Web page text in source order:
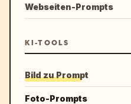
Webseiten-Prompts
KI-TOOLS
Bild zu Prompt
Foto-Prompts